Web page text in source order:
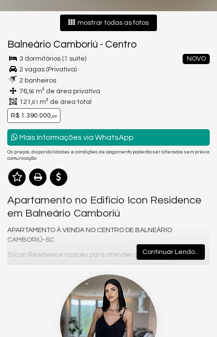
mostrar todas as fotos
Balneário Camboriú - Centro
NOVO
3 dormitórios (1 suíte)
2 vagas (Privativa)
2 banheiros
76,56 m² de área privativa
121,61 m² de área total
R$ 1.390.000,00
Mais Informações via WhatsApp
Os preços, disponibilidades e condições de pagamento poderão ser alterados sem prévia
comunicação.
Apartamento no Edifício Icon Residence
em Balneário Camboriú
APARTAMENTO À VENDA NO CENTRO DE BALNEÁRIO
CAMBORIÚ-SC
O Icon Residence nasceu para atender o anseio das famílias
que procuram unir as boas energias da praia com a
praticidade necessária para o dia a dia.
Localizado em uma região privilegiada, está perto de tudo. A
escolha do local foi pensada para atender diversos perfis, mas
é ideal para o público jovem que procura estar inserido no
contexto urbano de maneira cômoda e prática.
E frente ao Balneário Camboriú Shopping e próximo a duas
Continuar Lendo...